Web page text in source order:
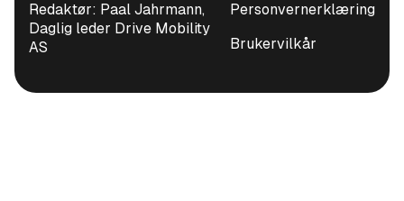
Redaktør: Paal Jahrmann,
Daglig leder Drive Mobility
AS
Personvernerklæring
Brukervilkår